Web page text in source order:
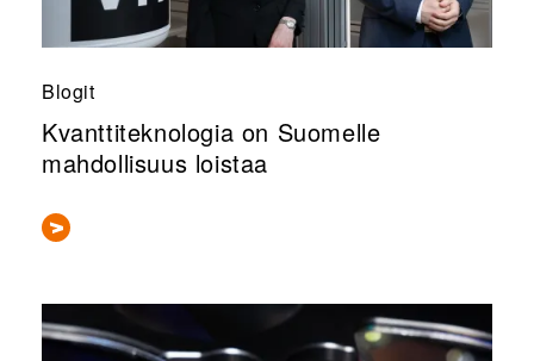
Blogit
Kvanttiteknologia on Suomelle
mahdollisuus loistaa